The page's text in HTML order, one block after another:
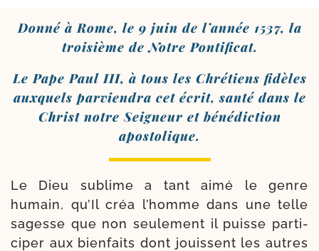
Donné à Rome, le 9 juin de l’an­née 1537, la
troi­sième de Notre Pontificat.
Le Pape Paul III, à tous les Chrétiens fidèles
aux­quels par­vien­dra cet écrit, san­té dans le
Christ notre Seigneur et béné­dic­tion
apostolique.
Le Dieu sublime a tant aimé le genre
humain, qu’Il créa l’homme dans une telle
sagesse que non seule­ment il puisse par­ti­
ci­per aux bien­faits dont jouissent les autres